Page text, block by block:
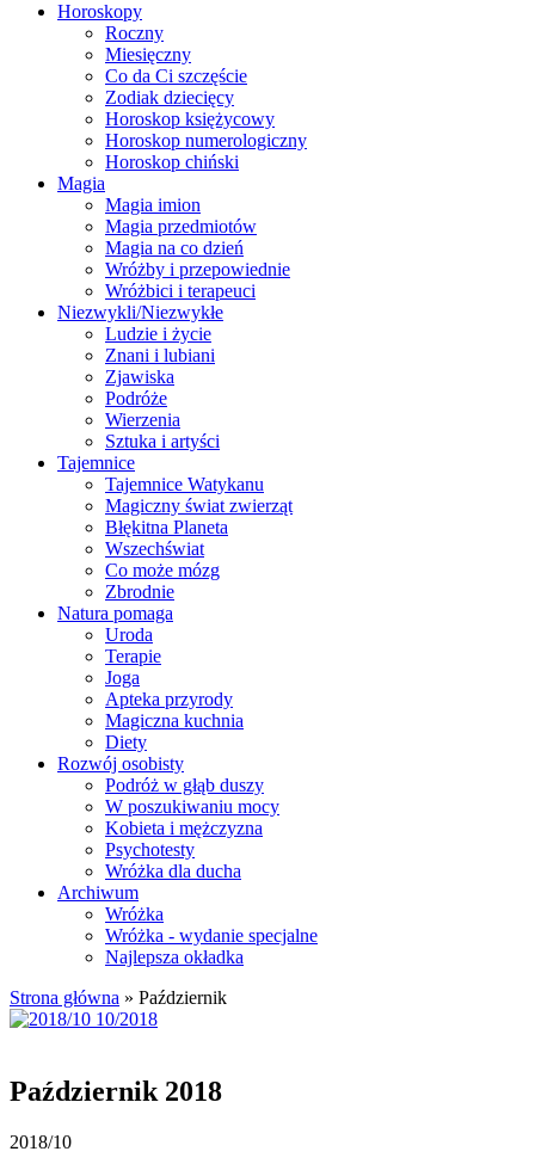
Horoskopy
Roczny
Miesięczny
Co da Ci szczęście
Zodiak dziecięcy
Horoskop księżycowy
Horoskop numerologiczny
Horoskop chiński
Magia
Magia imion
Magia przedmiotów
Magia na co dzień
Wróżby i przepowiednie
Wróżbici i terapeuci
Niezwykli/Niezwykłe
Ludzie i życie
Znani i lubiani
Zjawiska
Podróże
Wierzenia
Sztuka i artyści
Tajemnice
Tajemnice Watykanu
Magiczny świat zwierząt
Błękitna Planeta
Wszechświat
Co może mózg
Zbrodnie
Natura pomaga
Uroda
Terapie
Joga
Apteka przyrody
Magiczna kuchnia
Diety
Rozwój osobisty
Podróż w głąb duszy
W poszukiwaniu mocy
Kobieta i mężczyzna
Psychotesty
Wróżka dla ducha
Archiwum
Wróżka
Wróżka - wydanie specjalne
Najlepsza okładka
Strona główna » Październik
Październik 2018
2018/10